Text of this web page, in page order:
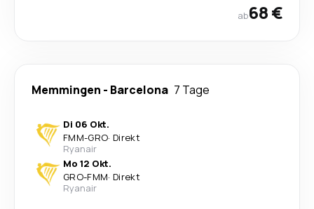
ab68 €
Memmingen - Barcelona 7 Tage
Di 06 Okt.
FMM-GRO· Direkt
Ryanair
Mo 12 Okt.
GRO-FMM· Direkt
Ryanair